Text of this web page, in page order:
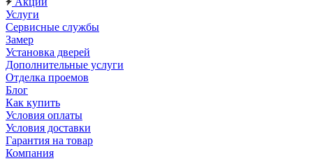
Услуги
Сервисные службы
Замер
Установка дверей
Дополнительные услуги
Отделка проемов
Блог
Как купить
Условия оплаты
Условия доставки
Гарантия на товар
Компания